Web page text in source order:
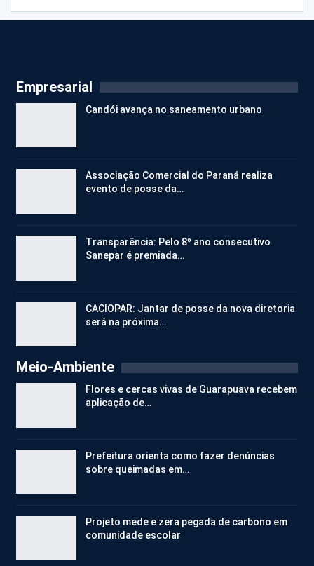
Empresarial
Candói avança no saneamento urbano
Associação Comercial do Paraná realiza
evento de posse da…
Transparência: Pelo 8º ano consecutivo
Sanepar é premiada…
CACIOPAR: Jantar de posse da nova diretoria
será na próxima…
Meio-Ambiente
Flores e cercas vivas de Guarapuava recebem
aplicação de…
Prefeitura orienta como fazer denúncias
sobre queimadas em…
Projeto mede e zera pegada de carbono em
comunidade escolar